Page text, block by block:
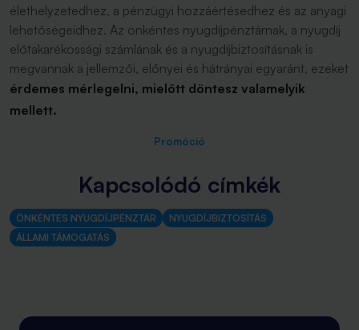
élethelyzetedhez, a pénzügyi hozzáértésedhez és az anyagi
lehetőségeidhez. Az önkéntes nyugdíjpénztárnak, a nyugdíj
előtakarékossági számlának és a nyugdíjbiztosításnak is
megvannak a jellemzői, előnyei és hátrányai egyaránt, ezeket
érdemes mérlegelni, mielőtt döntesz valamelyik
mellett.
Promóció
Kapcsolódó címkék
ÖNKÉNTES NYUGDÍJPÉNZTÁR
NYUGDÍJBIZTOSÍTÁS
ÁLLAMI TÁMOGATÁS